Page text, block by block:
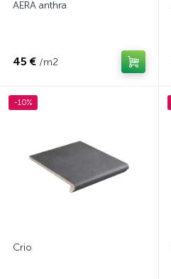
AERA anthra
45 € /m2
-10%
Сrio